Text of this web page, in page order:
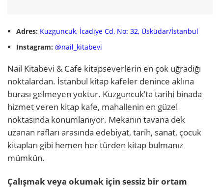
Adres: Kuzguncuk, İcadiye Cd, No: 32, Üsküdar/İstanbul
Instagram:@nail_kitabevi
Nail Kitabevi & Cafe kitapseverlerin en çok uğradığı
noktalardan. İstanbul kitap kafeler denince aklına
burası gelmeyen yoktur. Kuzguncuk’ta tarihi binada
hizmet veren kitap kafe, mahallenin en güzel
noktasında konumlanıyor. Mekanın tavana dek
uzanan rafları arasında edebiyat, tarih, sanat, çocuk
kitapları gibi hemen her türden kitap bulmanız
mümkün.
Çalışmak veya okumak için sessiz bir ortam